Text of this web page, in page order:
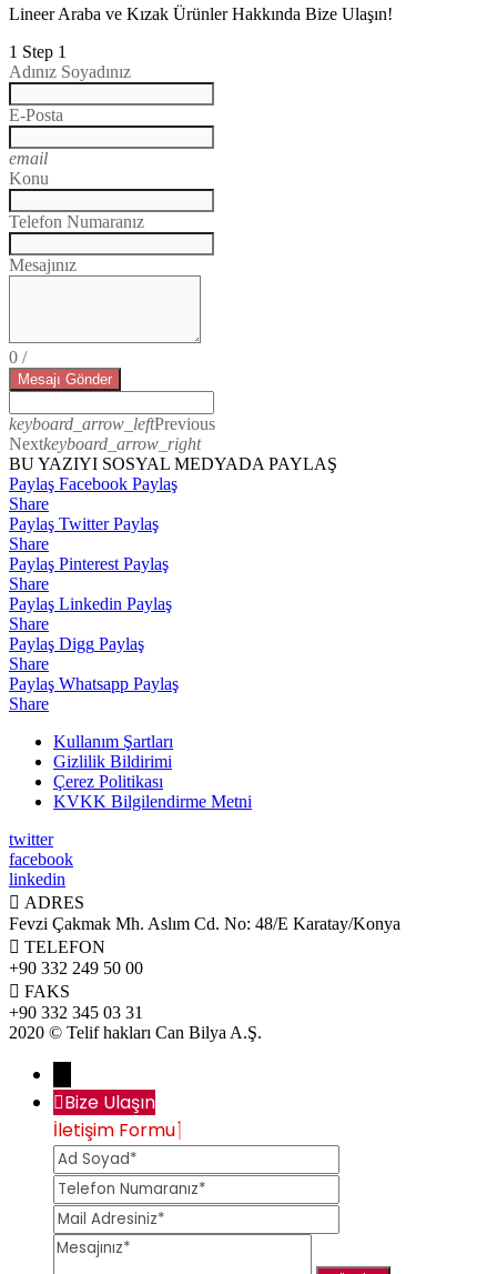
Lineer Araba ve Kızak Ürünler Hakkında Bize Ulaşın!
1 Step 1
Adınız Soyadınız
E-Posta
email
Konu
Telefon Numaranız
Mesajınız
0 /
Mesajı Gönder
keyboard_arrow_leftPrevious
Nextkeyboard_arrow_right
BU YAZIYI SOSYAL MEDYADA PAYLAŞ
Paylaş Facebook Paylaş
Share
Paylaş Twitter Paylaş
Share
Paylaş Pinterest Paylaş
Share
Paylaş Linkedin Paylaş
Share
Paylaş Digg Paylaş
Share
Paylaş Whatsapp Paylaş
Share
Kullanım Şartları
Gizlilik Bildirimi
Çerez Politikası
KVKK Bilgilendirme Metni
twitter
facebook
linkedin
 ADRES
Fevzi Çakmak Mh. Aslım Cd. No: 48/E Karatay/Konya
 TELEFON
+90 332 249 50 00
 FAKS
+90 332 345 03 31
2020 © Telif hakları Can Bilya A.Ş.
Bize Ulaşın
İletişim Formu
Ad
Soyad
Numaranız
Adresiniz